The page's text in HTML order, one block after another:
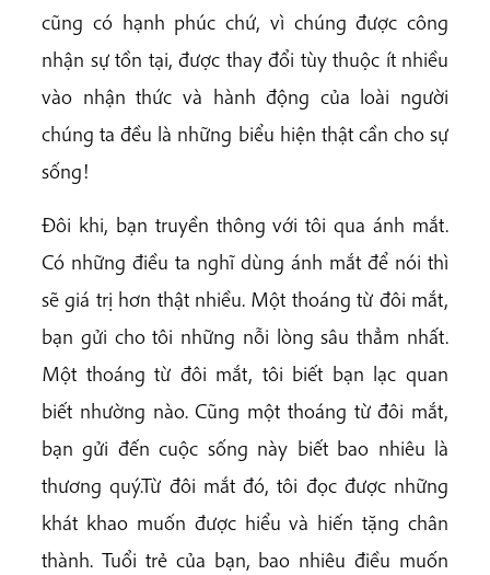
cũng có hạnh phúc chứ, vì chúng được công
nhận sự tồn tại, được thay đổi tùy thuộc ít nhiều
vào nhận thức và hành động của loài người
chúng ta đều là những biểu hiện thật cần cho sự
sống!
Đôi khi, bạn truyền thông với tôi qua ánh mắt.
Có những điều ta nghĩ dùng ánh mắt để nói thì
sẽ giá trị hơn thật nhiều. Một thoáng từ đôi mắt,
bạn gửi cho tôi những nỗi lòng sâu thẳm nhất.
Một thoáng từ đôi mắt, tôi biết bạn lạc quan
biết nhường nào. Cũng một thoáng từ đôi mắt,
bạn gửi đến cuộc sống này biết bao nhiêu là
thương quý.Từ đôi mắt đó, tôi đọc được những
khát khao muốn được hiểu và hiến tặng chân
thành. Tuổi trẻ của bạn, bao nhiêu điều muốn